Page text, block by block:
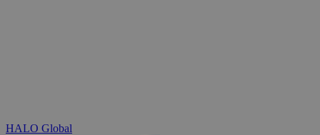
HALO Global